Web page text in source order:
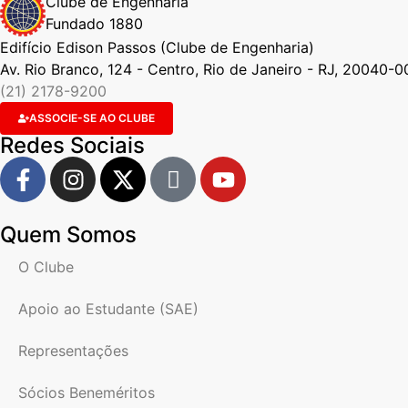
Fundado 1880
Edifício Edison Passos (Clube de Engenharia)
Av. Rio Branco, 124 - Centro, Rio de Janeiro - RJ, 20040-
(21) 2178-9200
ASSOCIE-SE AO CLUBE
Redes Sociais
Quem Somos
O Clube
Apoio ao Estudante (SAE)
Representações
Sócios Beneméritos